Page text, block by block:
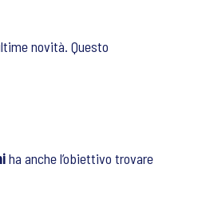
novità. Questo
ha anche l’obiettivo trovare